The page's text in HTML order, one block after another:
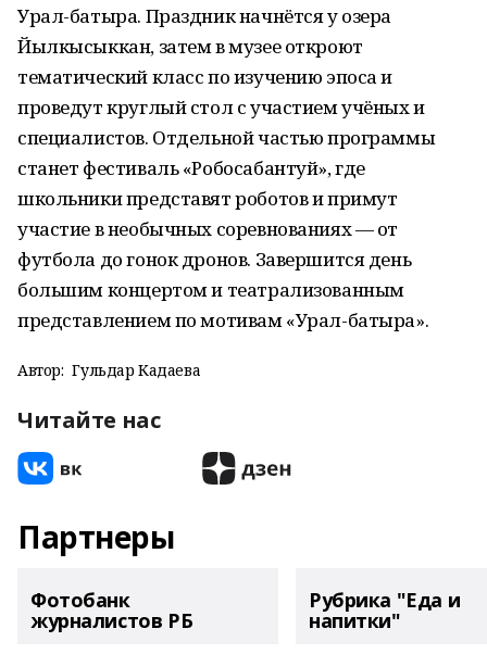
Урал-батыра. Праздник начнётся у озера
Йылкысыккан, затем в музее откроют
тематический класс по изучению эпоса и
проведут круглый стол с участием учёных и
специалистов. Отдельной частью программы
станет фестиваль «Робосабантуй», где
школьники представят роботов и примут
участие в необычных соревнованиях — от
футбола до гонок дронов. Завершится день
большим концертом и театрализованным
представлением по мотивам «Урал-батыра».
Автор: Гульдар Кадаева
Читайте нас
Партнеры
Фотобанк
журналистов РБ
Рубрика "Еда и
напитки"